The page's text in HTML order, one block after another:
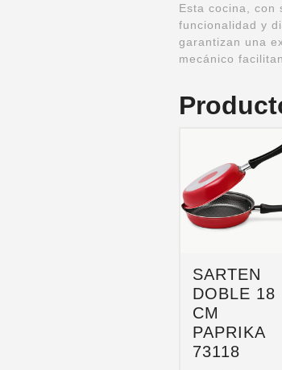
Esta cocina, con
funcionalidad y
garantizan una
mecánico
SARTEN
DOBLE 18
CM
PAPRIKA
73118